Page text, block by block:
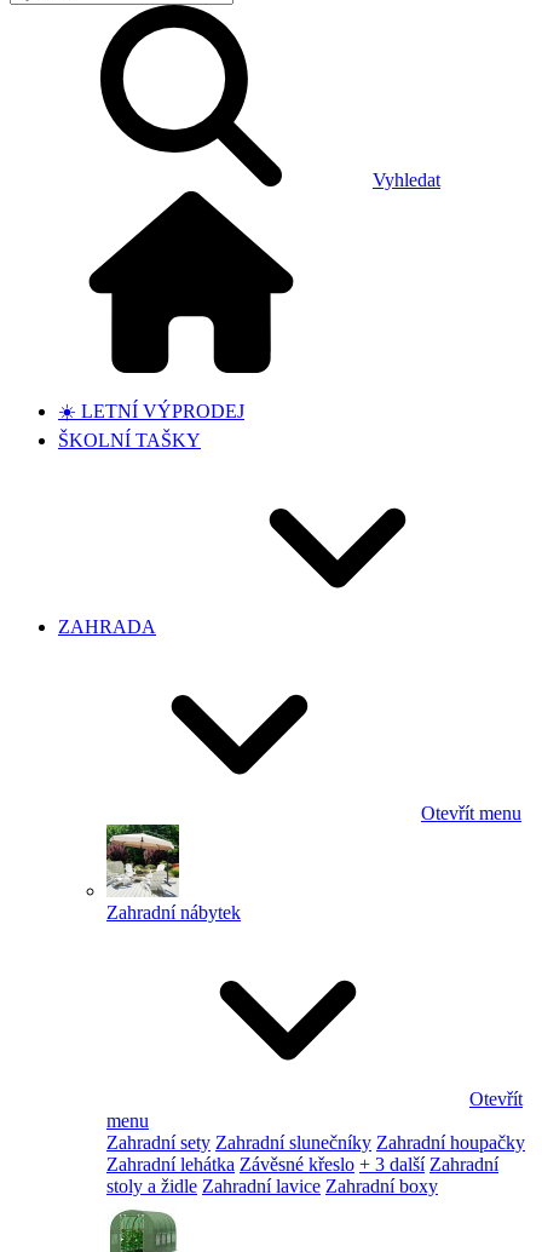
Vyhledat
☀️ LETNÍ VÝPRODEJ
ŠKOLNÍ TAŠKY
ZAHRADA
Otevřít menu
Zahradní nábytek
Otevřít
menu
Zahradní sety Zahradní slunečníky Zahradní houpačky
Zahradní lehátka Závěsné křeslo + 3 další Zahradní
stoly a židle Zahradní lavice Zahradní boxy